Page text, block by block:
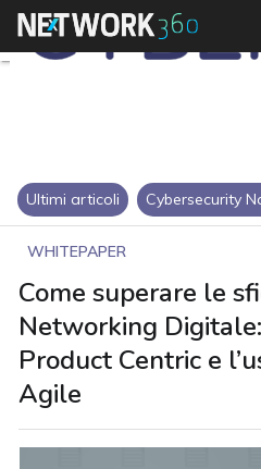
Ultimi articoli Cybersecurity
WHITEPAPER
Come superare le
Networking
Product Centric e
Agile